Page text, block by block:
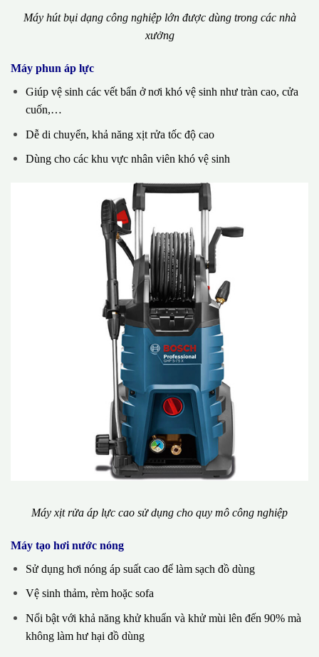
Máy hút bụi dạng công nghiệp lớn được dùng trong các nhà
xưởng
Máy phun áp lực
Giúp vệ sinh các vết bẩn ở nơi khó vệ sinh như tràn cao, cửa
cuốn,…
Dễ di chuyển, khả năng xịt rửa tốc độ cao
Dùng cho các khu vực nhân viên khó vệ sinh
Máy xịt rửa áp lực cao sử dụng cho quy mô công nghiệp
Máy tạo hơi nước nóng
Sử dụng hơi nóng áp suất cao để làm sạch đồ dùng
Vệ sinh thảm, rèm hoặc sofa
Nổi bật với khả năng khử khuẩn và khử mùi lên đến 90% mà
không làm hư hại đồ dùng